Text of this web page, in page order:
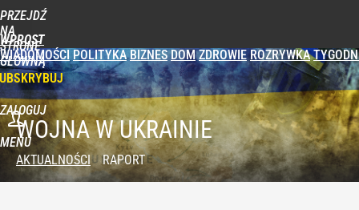
PRZEJDŹ
NA
STRONĘ
GŁÓWNĄ
WPROST
WIADOMOŚCI POLITYKA BIZNES DOM ZDROWIE ROZRYWKA
ZALOGUJ
MENUWOJNA W UKRAINIE
AKTUALNOŚCI RAPORT